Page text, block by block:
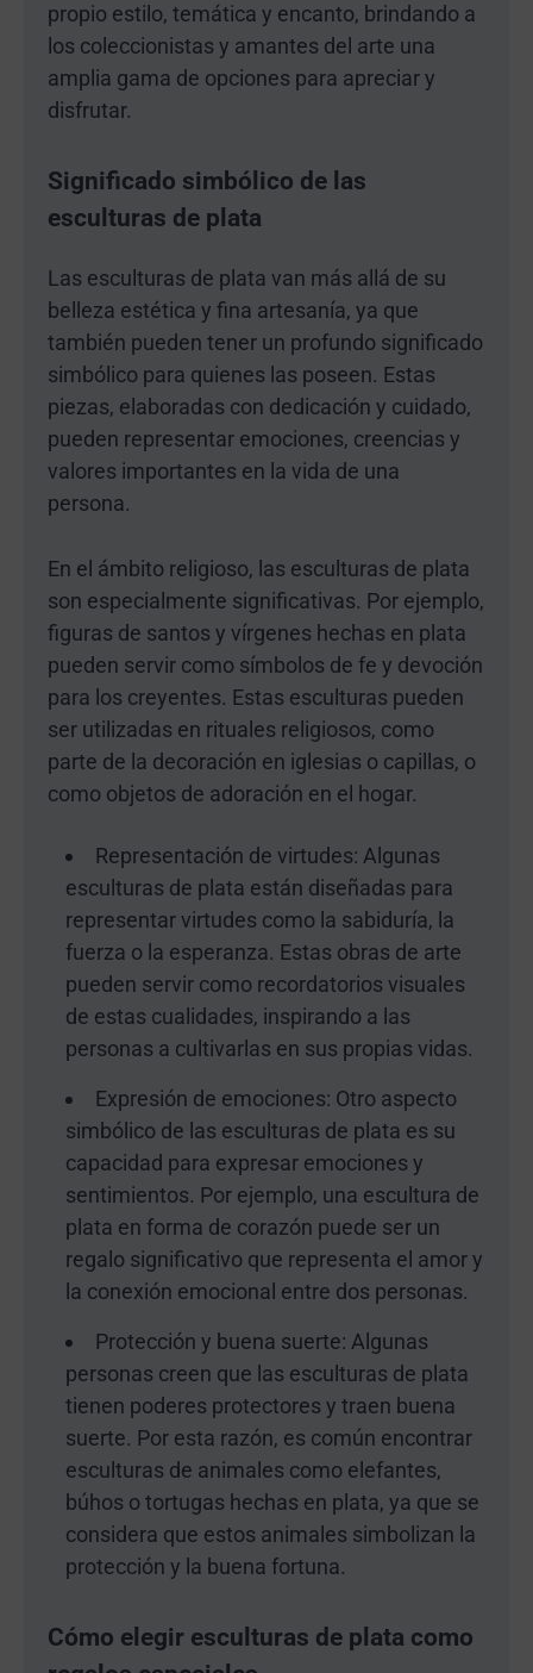
propio estilo, temática y encanto, brindando a
los coleccionistas y amantes del arte una
amplia gama de opciones para apreciar y
disfrutar.
Significado simbólico de las
esculturas de plata
Las esculturas de plata van más allá de su
belleza estética y fina artesanía, ya que
también pueden tener un profundo significado
simbólico para quienes las poseen. Estas
piezas, elaboradas con dedicación y cuidado,
pueden representar emociones, creencias y
valores importantes en la vida de una
persona.
En el ámbito religioso, las esculturas de plata
son especialmente significativas. Por ejemplo,
figuras de santos y vírgenes hechas en plata
pueden servir como símbolos de fe y devoción
para los creyentes. Estas esculturas pueden
ser utilizadas en rituales religiosos, como
parte de la decoración en iglesias o capillas, o
como objetos de adoración en el hogar.
Representación de virtudes: Algunas
esculturas de plata están diseñadas para
representar virtudes como la sabiduría, la
fuerza o la esperanza. Estas obras de arte
pueden servir como recordatorios visuales
de estas cualidades, inspirando a las
personas a cultivarlas en sus propias vidas.
Expresión de emociones: Otro aspecto
simbólico de las esculturas de plata es su
capacidad para expresar emociones y
sentimientos. Por ejemplo, una escultura de
plata en forma de corazón puede ser un
regalo significativo que representa el amor y
la conexión emocional entre dos personas.
Protección y buena suerte: Algunas
personas creen que las esculturas de plata
tienen poderes protectores y traen buena
suerte. Por esta razón, es común encontrar
esculturas de animales como elefantes,
búhos o tortugas hechas en plata, ya que se
considera que estos animales simbolizan la
protección y la buena fortuna.
Cómo elegir esculturas de plata como